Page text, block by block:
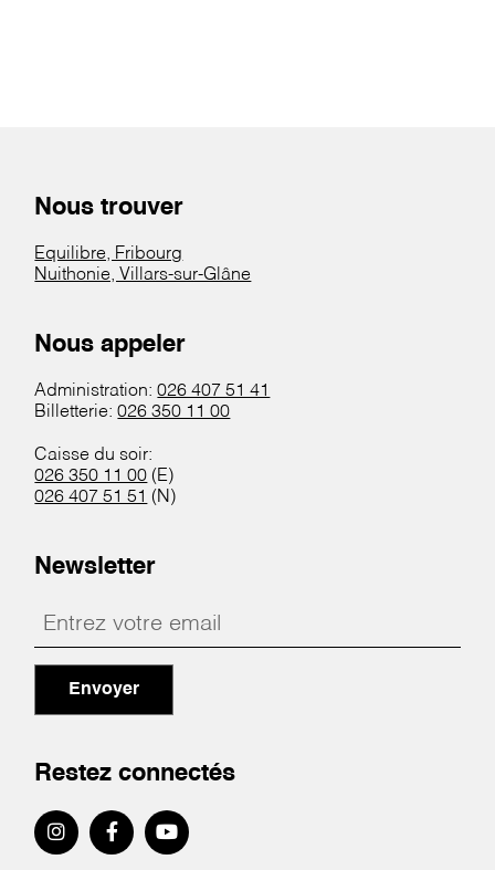
Nous trouver
Equilibre, Fribourg
Nuithonie, Villars-sur-Glâne
Nous appeler
Administration:026 407 51 41
Billetterie:026 350 11 00
Caisse du soir:
026 350 11 00 (E)
026 407 51 51 (N)
Newsletter
Envoyer
Restez connectés